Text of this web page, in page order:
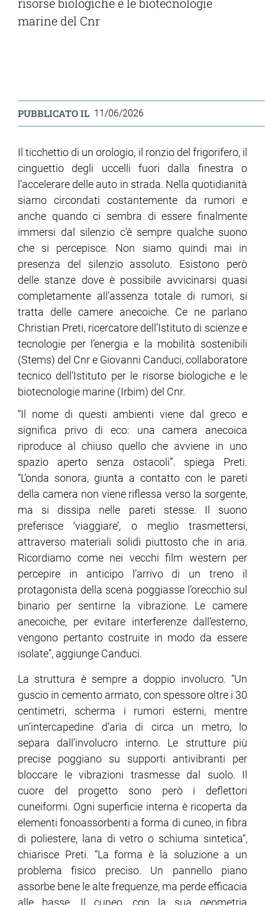
risorse biologiche e le biotecnologie
marine del Cnr
PUBBLICATO IL 11/06/2026
Il ticchettio di un orologio, il ronzio del frigorifero, il
cinguettio degli uccelli fuori dalla finestra o
l’accelerare delle auto in strada. Nella quotidianità
siamo circondati costantemente da rumori e
anche quando ci sembra di essere finalmente
immersi dal silenzio c’è sempre qualche suono
che si percepisce. Non siamo quindi mai in
presenza del silenzio assoluto. Esistono però
delle stanze dove è possibile avvicinarsi quasi
completamente all’assenza totale di rumori, si
tratta delle camere anecoiche. Ce ne parlano
Christian Preti, ricercatore dell’Istituto di scienze e
tecnologie per l’energia e la mobilità sostenibili
(Stems) del Cnr e Giovanni Canduci, collaboratore
tecnico dell’Istituto per le risorse biologiche e le
biotecnologie marine (Irbim) del Cnr.
“Il nome di questi ambienti viene dal greco e
significa privo di eco: una camera anecoica
riproduce al chiuso quello che avviene in uno
spazio aperto senza ostacoli”. spiega Preti.
“L’onda sonora, giunta a contatto con le pareti
della camera non viene riflessa verso la sorgente,
ma si dissipa nelle pareti stesse. Il suono
preferisce ‘viaggiare’, o meglio trasmettersi,
attraverso materiali solidi piuttosto che in aria.
Ricordiamo come nei vecchi film western per
percepire in anticipo l’arrivo di un treno il
protagonista della scena poggiasse l’orecchio sul
binario per sentirne la vibrazione. Le camere
anecoiche, per evitare interferenze dall’esterno,
vengono pertanto costruite in modo da essere
isolate”, aggiunge Canduci.
La struttura è sempre a doppio involucro. “Un
guscio in cemento armato, con spessore oltre i 30
centimetri, scherma i rumori esterni, mentre
un’intercapedine d’aria di circa un metro, lo
separa dall’involucro interno. Le strutture più
precise poggiano su supporti antivibranti per
bloccare le vibrazioni trasmesse dal suolo. Il
cuore del progetto sono però i deflettori
cuneiformi. Ogni superficie interna è ricoperta da
elementi fonoassorbenti a forma di cuneo, in fibra
di poliestere, lana di vetro o schiuma sintetica“,
chiarisce Preti. “La forma è la soluzione a un
problema fisico preciso. Un pannello piano
assorbe bene le alte frequenze, ma perde efficacia
alle basse. Il cuneo, con la sua geometria